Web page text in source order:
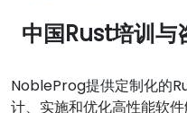
中国Rust培训与
NobleProg提供定制化的
计、实施和优化高性能软